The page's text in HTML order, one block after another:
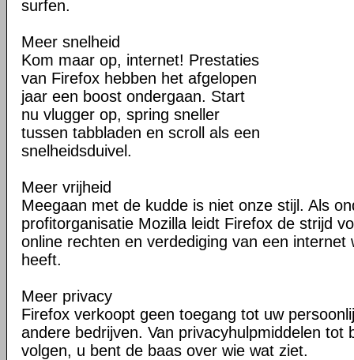
surfen.
Meer snelheid
Kom maar op, internet! Prestaties
van Firefox hebben het afgelopen
jaar een boost ondergaan. Start
nu vlugger op, spring sneller
tussen tabbladen en scroll als een
snelheidsduivel.
Meer vrijheid
Meegaan met de kudde is niet onze stijl. Als
profitorganisatie Mozilla leidt Firefox de strijd
online rechten en verdediging van een internet
heeft.
Meer privacy
Firefox verkoopt geen toegang tot uw
andere bedrijven. Van privacyhulpmiddelen tot
volgen, u bent de baas over wie wat ziet.